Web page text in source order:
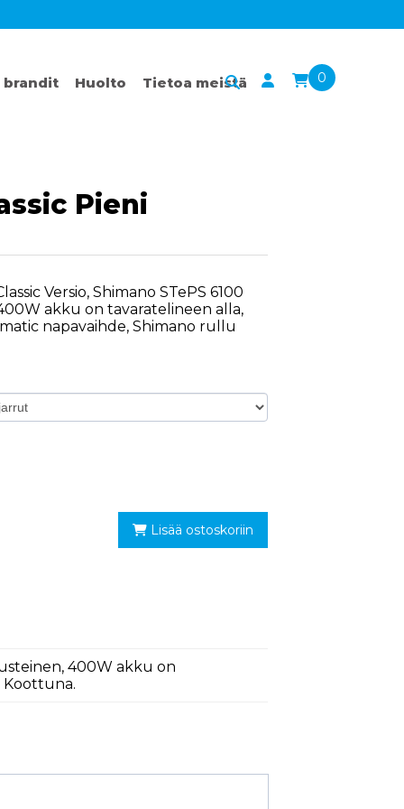
brandit Huolto Tietoa meistä 0
Pieni
Versio, Shimano STePS 6100
akku on tavaratelineen alla,
napavaihde, Shimano rullu
Lisää ostoskoriin
400W akku on
Koottuna.